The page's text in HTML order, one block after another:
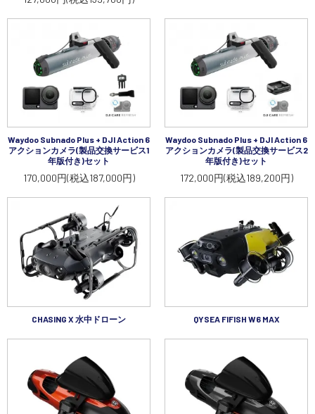
Waydoo Subnado Plus + DJI Action 6
アクションカメラ(製品交換サービス1
年版付き)セット
170,000円(税込187,000円)
Waydoo Subnado Plus + DJI Action 6
アクションカメラ(製品交換サービス2
年版付き)セット
172,000円(税込189,200円)
CHASING X 水中ドローン QYSEA FIFISH W6 MAX